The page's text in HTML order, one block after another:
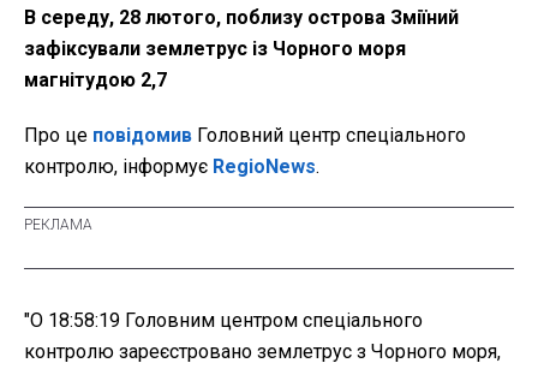
В середу, 28 лютого, поблизу острова Зміїний
зафіксували землетрус із Чорного моря
магнітудою 2,7
Про це повідомив Головний центр спеціального
контролю, інформує RegioNews.
"О 18:58:19 Головним центром спеціального
контролю зареєстровано землетрус з Чорного моря,